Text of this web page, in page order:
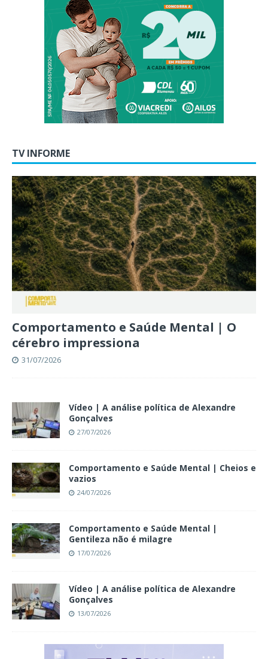
TV INFORME
Comportamento e Saúde Mental | O
cérebro impressiona
31/07/2026
Vídeo | A análise política de Alexandre
Gonçalves
27/07/2026
Comportamento e Saúde Mental | Cheios e
vazios
24/07/2026
Comportamento e Saúde Mental |
Gentileza não é milagre
17/07/2026
Vídeo | A análise política de Alexandre
Gonçalves
13/07/2026